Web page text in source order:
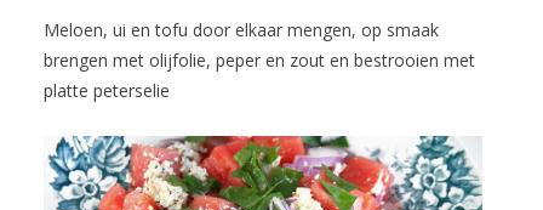
Meloen, ui en tofu door elkaar mengen, op smaak
brengen met olijfolie, peper en zout en bestrooien met
platte peterselie